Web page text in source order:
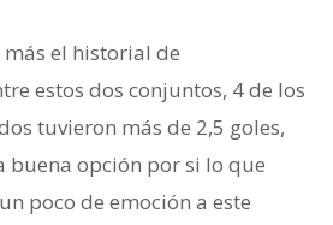
el historial de
estos dos conjuntos, 4 de los
tuvieron más de 2,5 goles,
buena opción por si lo que
poco de emoción a este